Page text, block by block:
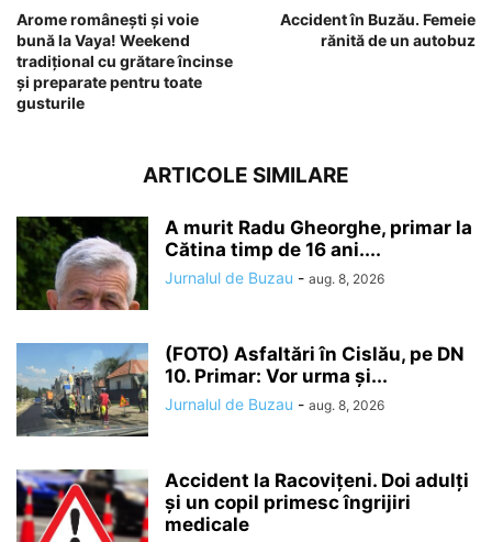
Arome românești și voie
bună la Vaya! Weekend
tradițional cu grătare încinse
și preparate pentru toate
gusturile
Accident în Buzău. Femeie
rănită de un autobuz
ARTICOLE SIMILARE
A murit Radu Gheorghe, primar la
Cătina timp de 16 ani....
Jurnalul de Buzau - aug. 8, 2026
(FOTO) Asfaltări în Cislău, pe DN
10. Primar: Vor urma și...
Jurnalul de Buzau - aug. 8, 2026
Accident la Racovițeni. Doi adulți
și un copil primesc îngrijiri
medicale